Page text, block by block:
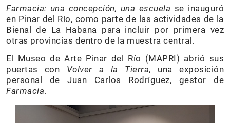
Farmacia: una concepción, una escuela se inauguró
en Pinar del Río, como parte de las actividades de la
Bienal de La Habana para incluir por primera vez
otras provincias dentro de la muestra central.
El Museo de Arte Pinar del Río (MAPRI) abrió sus
puertas con Volver a la Tierra, una exposición
personal de Juan Carlos Rodríguez, gestor de
Farmacia.